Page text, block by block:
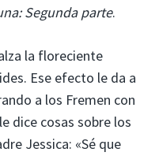
Segunda parte.
la floreciente
Ese efecto le da a
a los Fremen con
dice cosas sobre los
Jessica: «Sé que